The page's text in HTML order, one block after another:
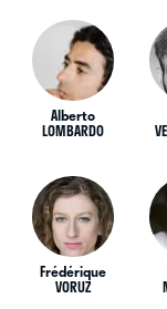
Alberto
LOMBARDO
Frédérique
VORUZ